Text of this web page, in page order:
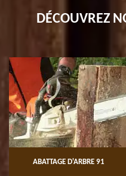
DÉCOUVREZ
ABATTAGE D'ARBRE 91